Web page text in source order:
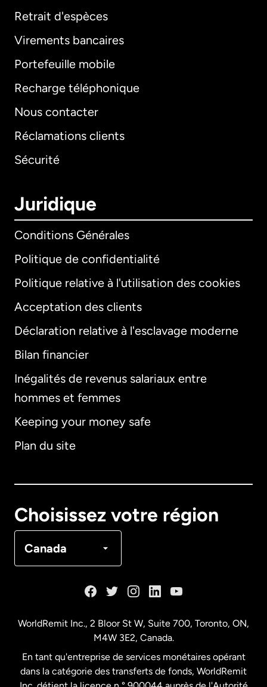
Retrait d'espèces
Virements bancaires
Portefeuille mobile
Recharge téléphonique
Nous contacter
Réclamations clients
Sécurité
Juridique
Conditions Générales
Politique de confidentialité
Politique relative à l'utilisation des cookies
Acceptation des clients
Déclaration relative à l'esclavage moderne
Bilan financier
Inégalités de revenus salariaux entre
hommes et femmes
Keeping your money safe
Plan du site
Choisissez votre région
Canada
International
Allemagne
Français
WorldRemit Inc., 2 Bloor St W, Suite 700, Toronto, ON,
M4W 3E2, Canada.
En tant qu'entreprise de services monétaires opérant
dans la catégorie des transferts de fonds, WorldRemit